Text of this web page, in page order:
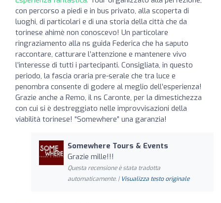
con percorso a piedi e in bus privato, alla scoperta di
luoghi, di particolari e di una storia della città che da
torinese ahimè non conoscevo! Un particolare
ringraziamento alla ns guida Federica che ha saputo
raccontare, catturare l’attenzione e mantenere vivo
l’interesse di tutti i partecipanti. Consigliata, in questo
periodo, la fascia oraria pre-serale che tra luce e
penombra consente di godere al meglio dell’esperienza!
Grazie anche a Remo, il ns Caronte, per la dimestichezza
con cui si è destreggiato nelle improvvisazioni della
viabilità torinese! “Somewhere” una garanzia!
Somewhere Tours & Events
Grazie mille!!!
Questa recensione è stata tradotta
automaticamente. | Visualizza testo originale